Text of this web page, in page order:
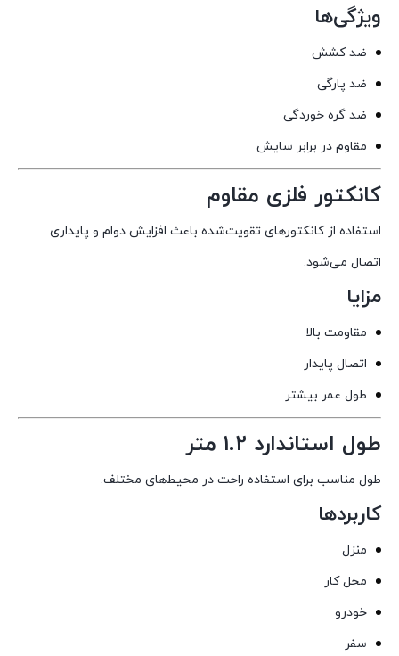
ویژگی‌ها
ضد کشش
ضد پارگی
ضد گره خوردگی
مقاوم در برابر سایش
کانکتور فلزی مقاوم
استفاده از کانکتورهای تقویت‌شده باعث افزایش دوام و پایداری
اتصال می‌شود.
مزایا
مقاومت بالا
اتصال پایدار
طول عمر بیشتر
طول استاندارد 1.2 متر
طول مناسب برای استفاده راحت در محیط‌های مختلف.
کاربردها
منزل
محل کار
خودرو
سفر